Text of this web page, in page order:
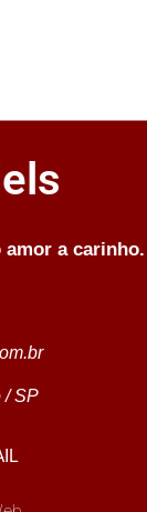
a carinho.
/ SP